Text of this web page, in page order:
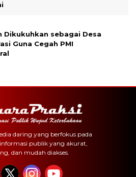
Dikukuhkan sebagai Desa
Guna Cegah PMI
daring yang berfokus pada
publik yang akurat,
dan mudah diakses.